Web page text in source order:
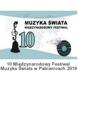
10 Międzynarodowy Festiwal
Muzyka Świata w Pabianicach 2019